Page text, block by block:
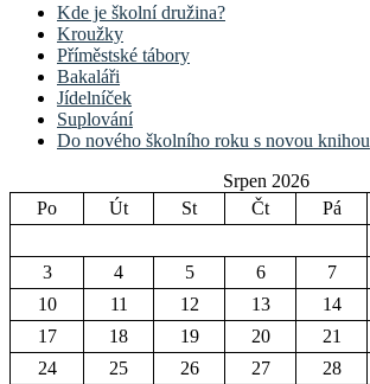
Kde je školní družina?
Kroužky
Příměstské tábory
Bakaláři
Jídelníček
Suplování
Do nového školního roku s novou knihou
Srpen 2026
Po
Út St Čt Pá
3
4 5 6 7
10
11 12 13 14
17
18 19 20 21
24
25 26 27 28